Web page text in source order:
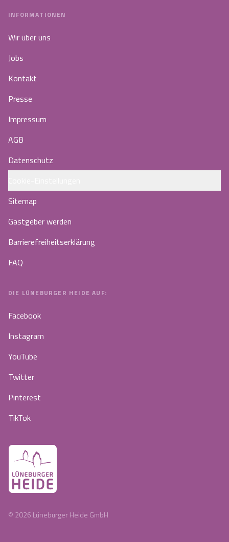
INFORMATIONEN
Wir über uns
Jobs
Kontakt
Presse
Impressum
AGB
Datenschutz
Sitemap
Gastgeber werden
Barrierefreiheitserklärung
FAQ
DIE LÜNEBURGER HEIDE AUF:
Facebook
Instagram
YouTube
Twitter
Pinterest
TikTok
© 2026 Lüneburger Heide GmbH